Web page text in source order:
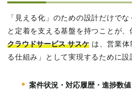
「見える化」のための設計だけで
と定着を支える基盤を持つことが、
クラウドサービス サスケ は、営業
る仕組み」として実現するために設
案件状況・対応履歴・進捗数